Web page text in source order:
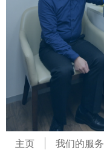
主页 我们的服务